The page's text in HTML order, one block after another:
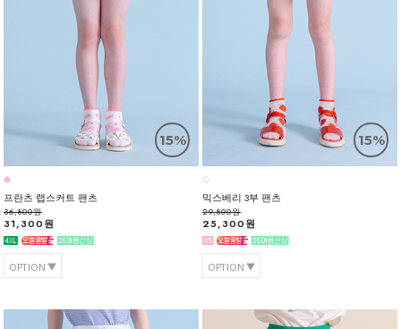
15%
프란츠 랩스커트 팬츠
36,800원
31,300원
OPTION
15%
믹스베리 3부 팬츠
29,800원
25,300원
OPTION